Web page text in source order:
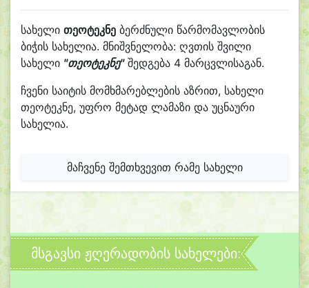
სახელი თეოტეკნე ბერძნული წარმომავლობის
ბიჭის სახელია. მნიშვნელობა: ღვთის შვილი
სახელი "თეოტეკნე"შედგება 4 მარცვლისაგან.
ჩვენი საიტის მომხმარებლების აზრით, სახელი
თეოტეკნე, უფრო მეტად ლამაზი და უცნაური
სახელია.
მაჩვენე შემთხვევით რამე სახელი
მსგავსი ჟღერადობის სახელები: